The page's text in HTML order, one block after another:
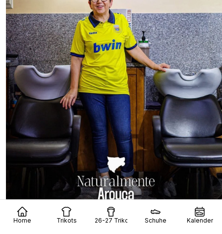
Home Trikots 26-27 Trikots Schuhe Kalender